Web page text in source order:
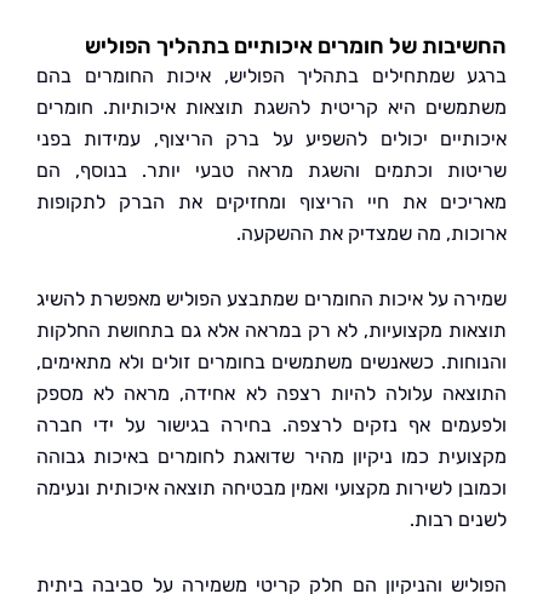
של חומרים איכותיים בתהליך הפוליש
שמתחילים בתהליך הפוליש, איכות החומרים בהם
היא קריטית להשגת תוצאות איכותיות. חומרים
יכולים להשפיע על ברק הריצוף, עמידות בפני
וכתמים והשגת מראה טבעי יותר. בנוסף, הם
את חיי הריצוף ומחזיקים את הברק לתקופות
מה שמצדיק את ההשקעה.
על איכות החומרים שמתבצע הפוליש מאפשרת להשיג
מקצועיות, לא רק במראה אלא גם בתחושת החלקות
כשאנשים משתמשים בחומרים זולים ולא מתאימים,
עלולה להיות רצפה לא אחידה, מראה לא מספק
אף נזקים לרצפה. בחירה בגישור על ידי חברה
כמו ניקיון מהיר שדואגת לחומרים באיכות גבוהה
לשירות מקצועי ואמין מבטיחה תוצאה איכותית ונעימה
רבות.
והניקיון הם חלק קריטי משמירה על סביבה ביתית